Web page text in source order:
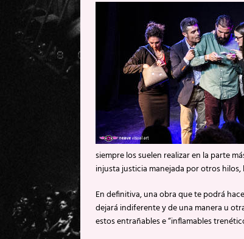
siempre los suelen realizar en la parte
injusta justicia manejada por otros
En definitiva, una obra que te podrá
dejará indiferente y de una manera u
estos entrañables e “inflamables